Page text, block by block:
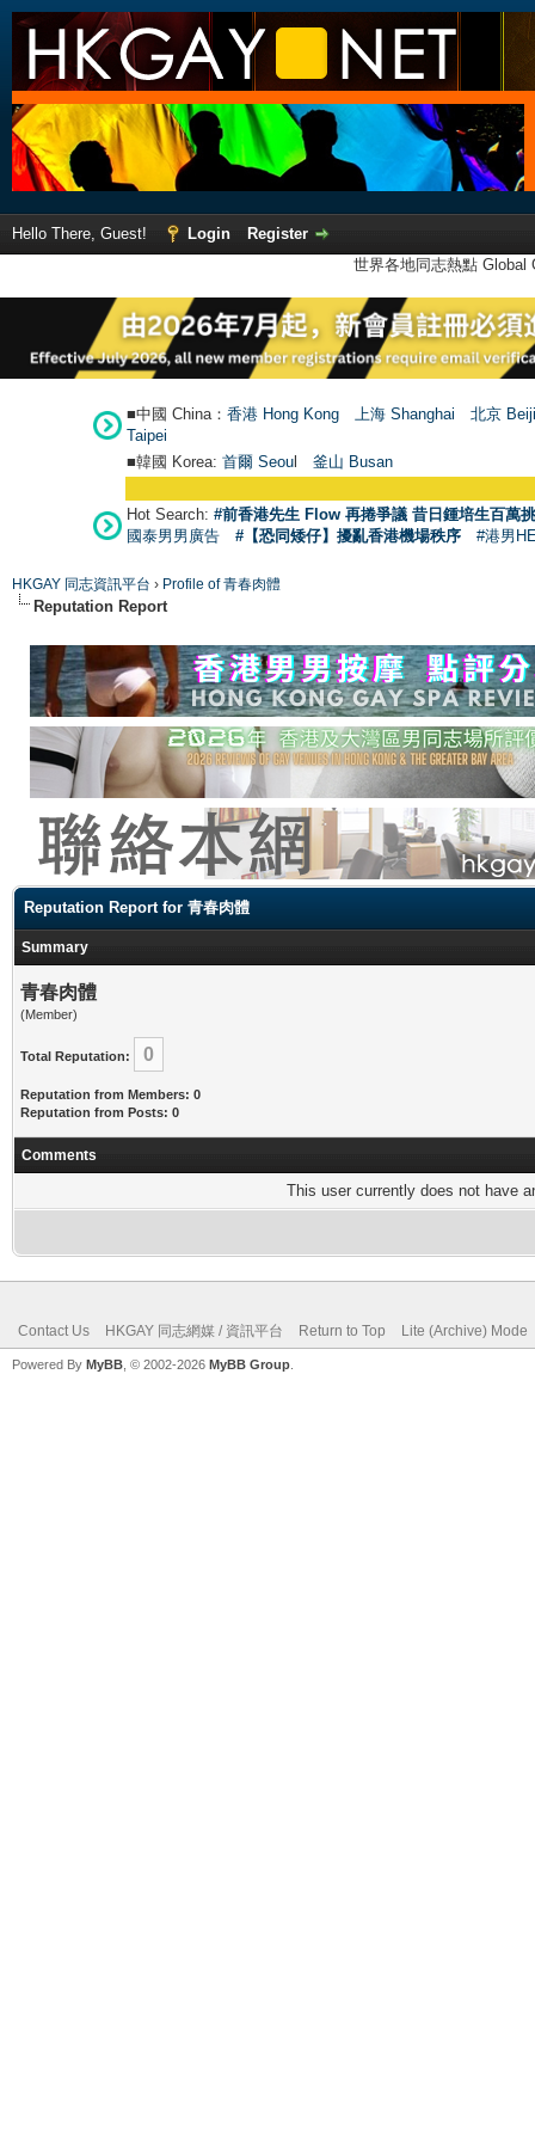
Hello There, Guest! Login
Register
世界各地同志熱點
■中國 China： 香港 Hong Kong 上海 Shanghai
北京
Taipei
■韓國 Korea: 首爾 Seoul 釜山 Busan
Hot Search: #前香港先生 Flow 再捲爭議 昔日鍾培生百萬
國泰男男廣告
#【恐同矮仔】擾亂香港機場秩序 #港男
HKGAY 同志資訊平台 › Profile of 青春肉體
Reputation Report
Reputation Report for 青春肉體
Summary
青春肉體
(Member)
Total Reputation: 0
Reputation from Members: 0
Reputation from Posts: 0
Comments
This user currently does not have
Contact Us HKGAY 同志網媒 / 資訊平台 Return to Top Lite (Archive) Mode
Powered By MyBB , © 2002-2026 MyBB Group